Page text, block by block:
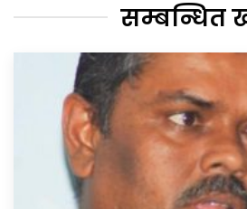
सम्बन्धित